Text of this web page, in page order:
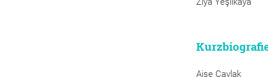
Aişe Çavlak